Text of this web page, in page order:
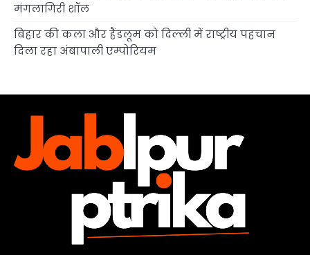
मंगलागिरी शॉल
बिहार की कला और हैंडलूम को दिल्ली में राष्ट्रीय पहचान
दिला रहा अंबापाली एम्पोरियम